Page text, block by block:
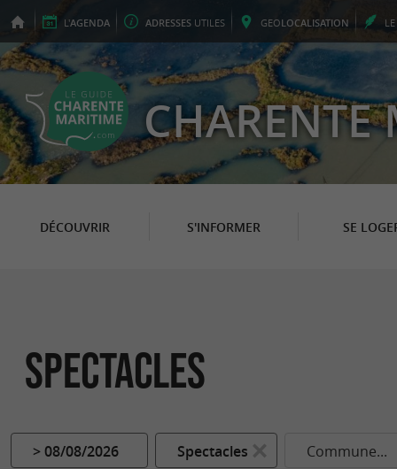
L'AGENDA ADRESSES UTILES GEOLOCALISATION LE
CHARENTE
DÉCOUVRIR S'INFORMER SE
Spectacles
> 08/08/2026 Spectacles Commune...